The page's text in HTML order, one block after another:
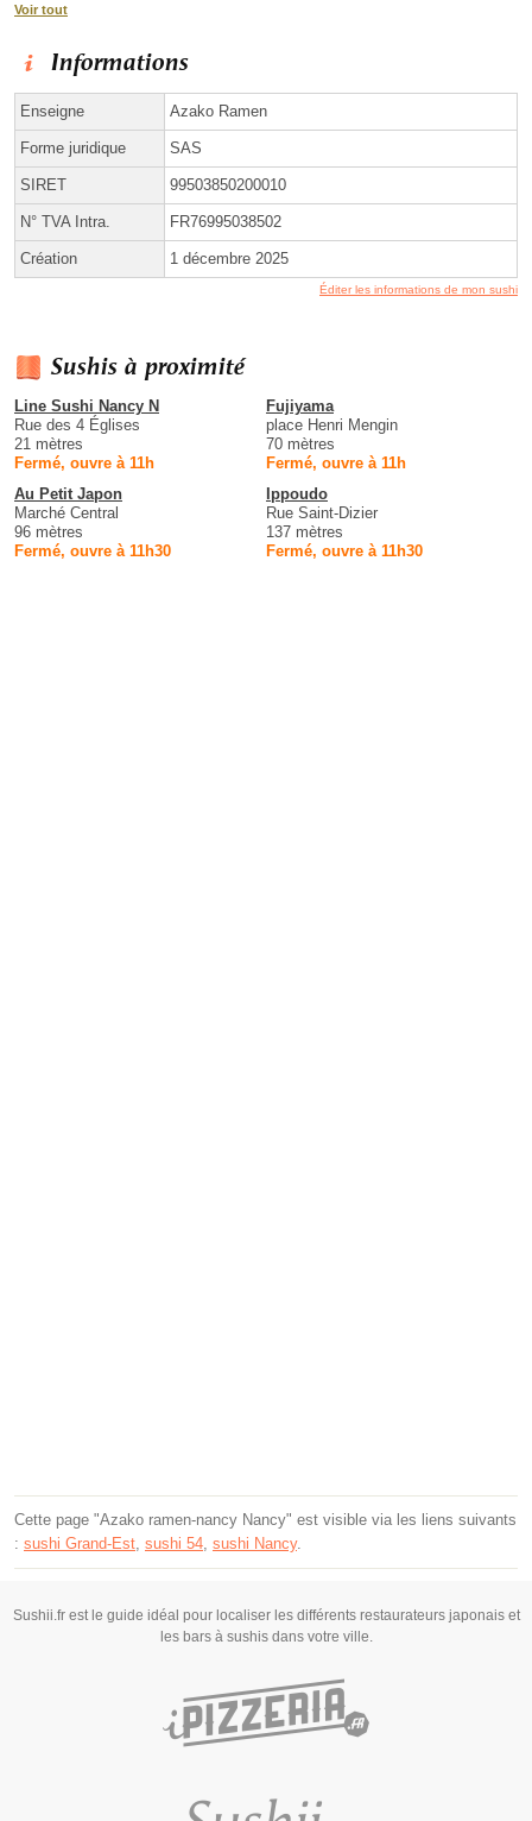
Voir tout
Informations
Enseigne Azako Ramen
Forme juridique SAS
SIRET 99503850200010
N° TVA Intra. FR76995038502
Création 1 décembre 2025
Éditer les informations de mon sushi
Sushis à proximité
Line Sushi Nancy N
Rue des 4 Églises
21 mètres
Fermé, ouvre à 11h
Fujiyama
place Henri Mengin
70 mètres
Fermé, ouvre à 11h
Au Petit Japon
Marché Central
96 mètres
Fermé, ouvre à 11h30
Ippoudo
Rue Saint-Dizier
137 mètres
Fermé, ouvre à 11h30
Cette page "Azako ramen-nancy Nancy" est visible via les liens suivants
: sushi Grand-Est sushi 54 sushi Nancy.
Sushii.fr est le guide idéal pour localiser les différents restaurateurs japonais et
les bars à sushis dans votre ville.